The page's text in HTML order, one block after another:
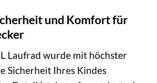
und Komfort für
L Laufrad wurde mit höchster
Sicherheit Ihres Kindes